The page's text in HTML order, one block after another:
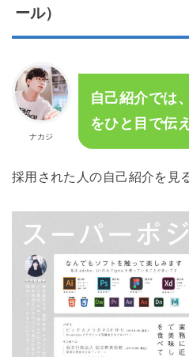
ール）
ナカジ
自己紹介では
をひと目で伝
採用された人の自己紹介を見